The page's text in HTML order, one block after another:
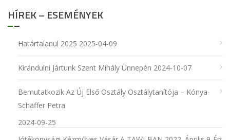
HÍREK – ESEMÉNYEK
Határtalanul 2025 2025-04-09
Kirándulni Jártunk Szent Mihály Ünnepén 2024-10-07
Bemutatkozik Az Új Első Osztály Osztálytanítója – Kónya-
Schäffer Petra
2024-09-25